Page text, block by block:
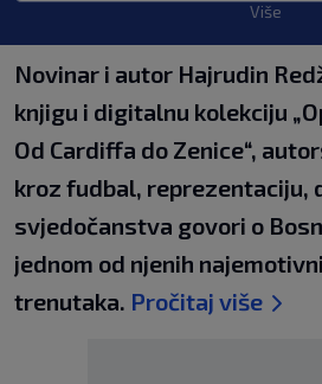
Više
Novinar i autor Hajrudin
knjigu i digitalnu kolekciju
Od Cardiffa do Zenice“,
kroz fudbal, reprezentaciju,
svjedočanstva govori o
jednom od njenih
trenutaka. Pročitaj više